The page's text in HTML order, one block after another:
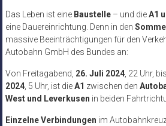
Das Leben ist eine Baustelle– und dieA1
eine Dauereinrichtung. Denn in den
massive Beeinträchtigungen für den
Autobahn GmbH des Bundes an:
Von Freitagabend, 26. Juli 2024, 22 Uhr,
2024, 5 Uhr, ist dieA1 zwischen den
West und Leverkusen in beiden
Einzelne Verbindungen im